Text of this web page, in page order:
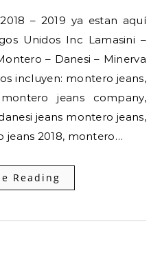
Unidos Inc Lamasini –
– Danesi – Minerva
incluyen: montero jeans,
jeans company,
jeans montero jeans,
2018, montero…
Reading